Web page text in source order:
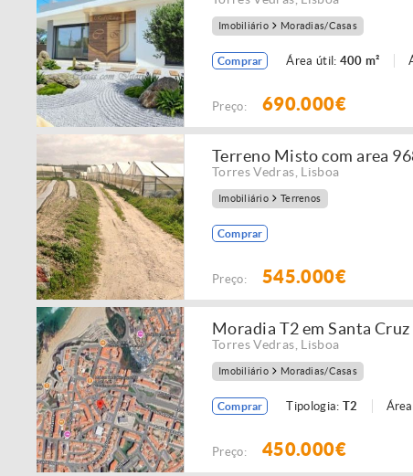
Imobiliário Moradias/Casas
Comprar Área útil: 400 m²
Preço: 690.000€
Terreno Misto com area
Torres Vedras Lisboa
Imobiliário Terrenos
Comprar
Preço: 545.000€
Moradia T2 em Santa Cruz
Torres Vedras Lisboa
Imobiliário Moradias/Casas
Comprar Tipologia: T2
Preço: 450.000€